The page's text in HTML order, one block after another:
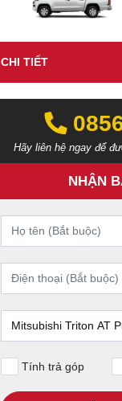
CHI TIẾT
Hãy liên hệ ngay để
NHẬN
Tính trả góp